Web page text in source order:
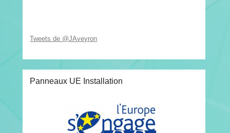
Tweets de @JAveyron
Panneaux UE Installation